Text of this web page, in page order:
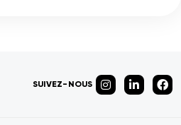
SUIVEZ-NOUS